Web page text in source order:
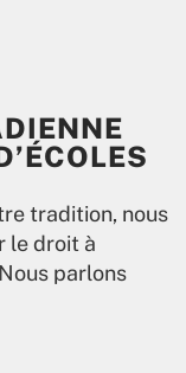
tradition, nous
le droit à
parlons